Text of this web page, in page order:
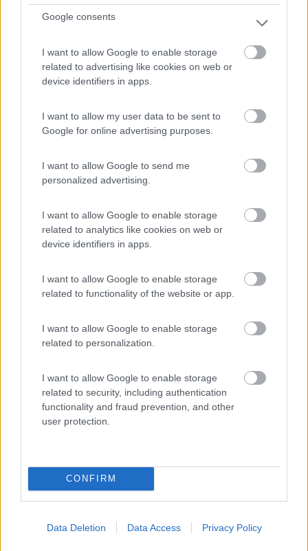
Google consents
I want to allow Google to enable storage
related to advertising like cookies on web or
device identifiers in apps.
I want to allow my user data to be sent to
Google for online advertising purposes.
I want to allow Google to send me
personalized advertising.
I want to allow Google to enable storage
related to analytics like cookies on web or
device identifiers in apps.
I want to allow Google to enable storage
related to functionality of the website or app.
I want to allow Google to enable storage
related to personalization.
I want to allow Google to enable storage
related to security, including authentication
functionality and fraud prevention, and other
user protection.
CONFIRM
Data Deletion Data Access Privacy Policy
Campeggio
7,9 7
Campeggio 'alla francese', immerso nel verde, con una
Pianezza (TO) - 56.8km
Via Grange, 71